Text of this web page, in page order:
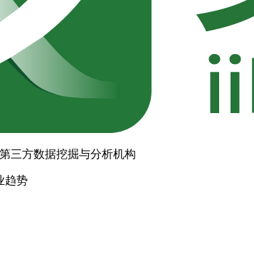
三方数据挖掘与分析机构
趋势